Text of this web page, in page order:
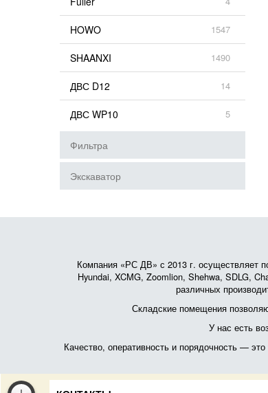
HOWO 1547
SHAANXI 1490
ДВС D12 14
ДВС WP10 5
Фильтра
Экскаватор
Компания «РС ДВ» с 2013 г. осуществляет
Hyundai, XCMG, Zoomlion, Shehwa, SDLG,
различных
Складские помещения
У нас есть
Качество, оперативность и порядочность —